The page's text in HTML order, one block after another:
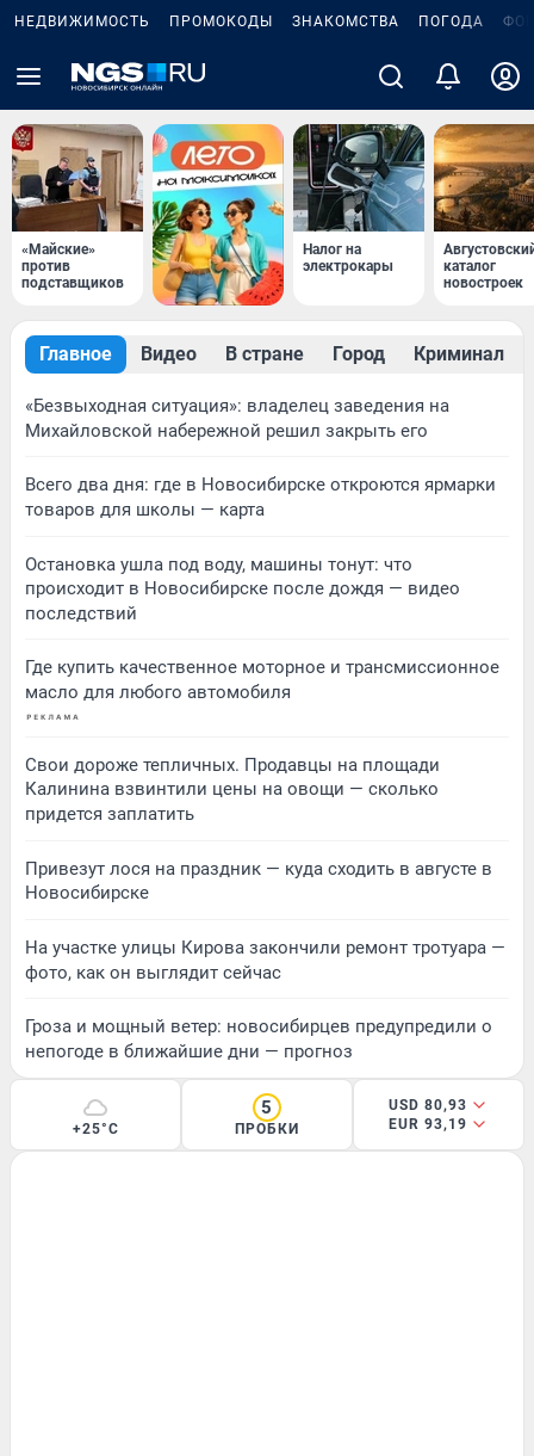
НЕДВИЖИМОСТЬ ПРОМОКОДЫ ЗНАКОМСТВА ПОГОДА
«Майские»
против
подставщиков
Налог на
электрокары
каталог
новостроек
Главное Видео В стране Город Криминал
«Безвыходная ситуация»: владелец заведения на
Михайловской набережной решил закрыть его
Всего два дня: где в Новосибирске откроются ярмарки
товаров для школы — карта
Остановка ушла под воду, машины тонут: что
происходит в Новосибирске после дождя — видео
последствий
Где купить качественное моторное и трансмиссионное
масло для любого автомобиля
Свои дороже тепличных. Продавцы на площади
Калинина взвинтили цены на овощи — сколько
придется заплатить
Привезут лося на праздник — куда сходить в августе в
Новосибирске
На участке улицы Кирова закончили ремонт тротуара —
фото, как он выглядит сейчас
Гроза и мощный ветер: новосибирцев предупредили о
непогоде в ближайшие дни — прогноз
+25°C
5
ПРОБКИ
USD 80,93
EUR 93,19